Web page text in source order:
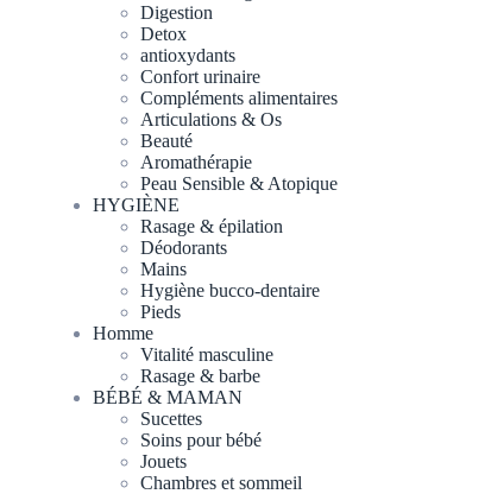
Digestion
Detox
antioxydants
Confort urinaire
Compléments alimentaires
Articulations & Os
Beauté
Aromathérapie
Peau Sensible & Atopique
HYGIÈNE
Rasage & épilation
Déodorants
Mains
Hygiène bucco-dentaire
Pieds
Homme
Vitalité masculine
Rasage & barbe
BÉBÉ & MAMAN
Sucettes
Soins pour bébé
Jouets
Chambres et sommeil